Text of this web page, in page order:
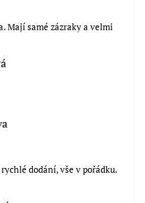
Mají samé zázraky a velmi
dodání, vše v pořádku.